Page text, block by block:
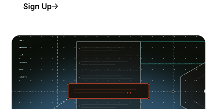
Sign Up